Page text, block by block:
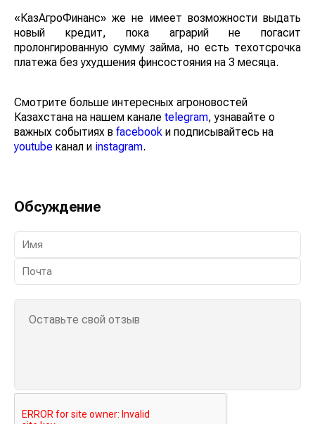
«КазАгроФинанс» же не имеет возможности выдать
новый кредит, пока аграрий не погасит
пролонгированную сумму займа, но есть техотсрочка
платежа без ухудшения финсостояния на 3 месяца.
Смотрите больше интересных агроновостей
Казахстана на нашем канале telegram, узнавайте о
важных событиях в facebook и подписывайтесь на
youtube канал и instagram.
Обсуждение